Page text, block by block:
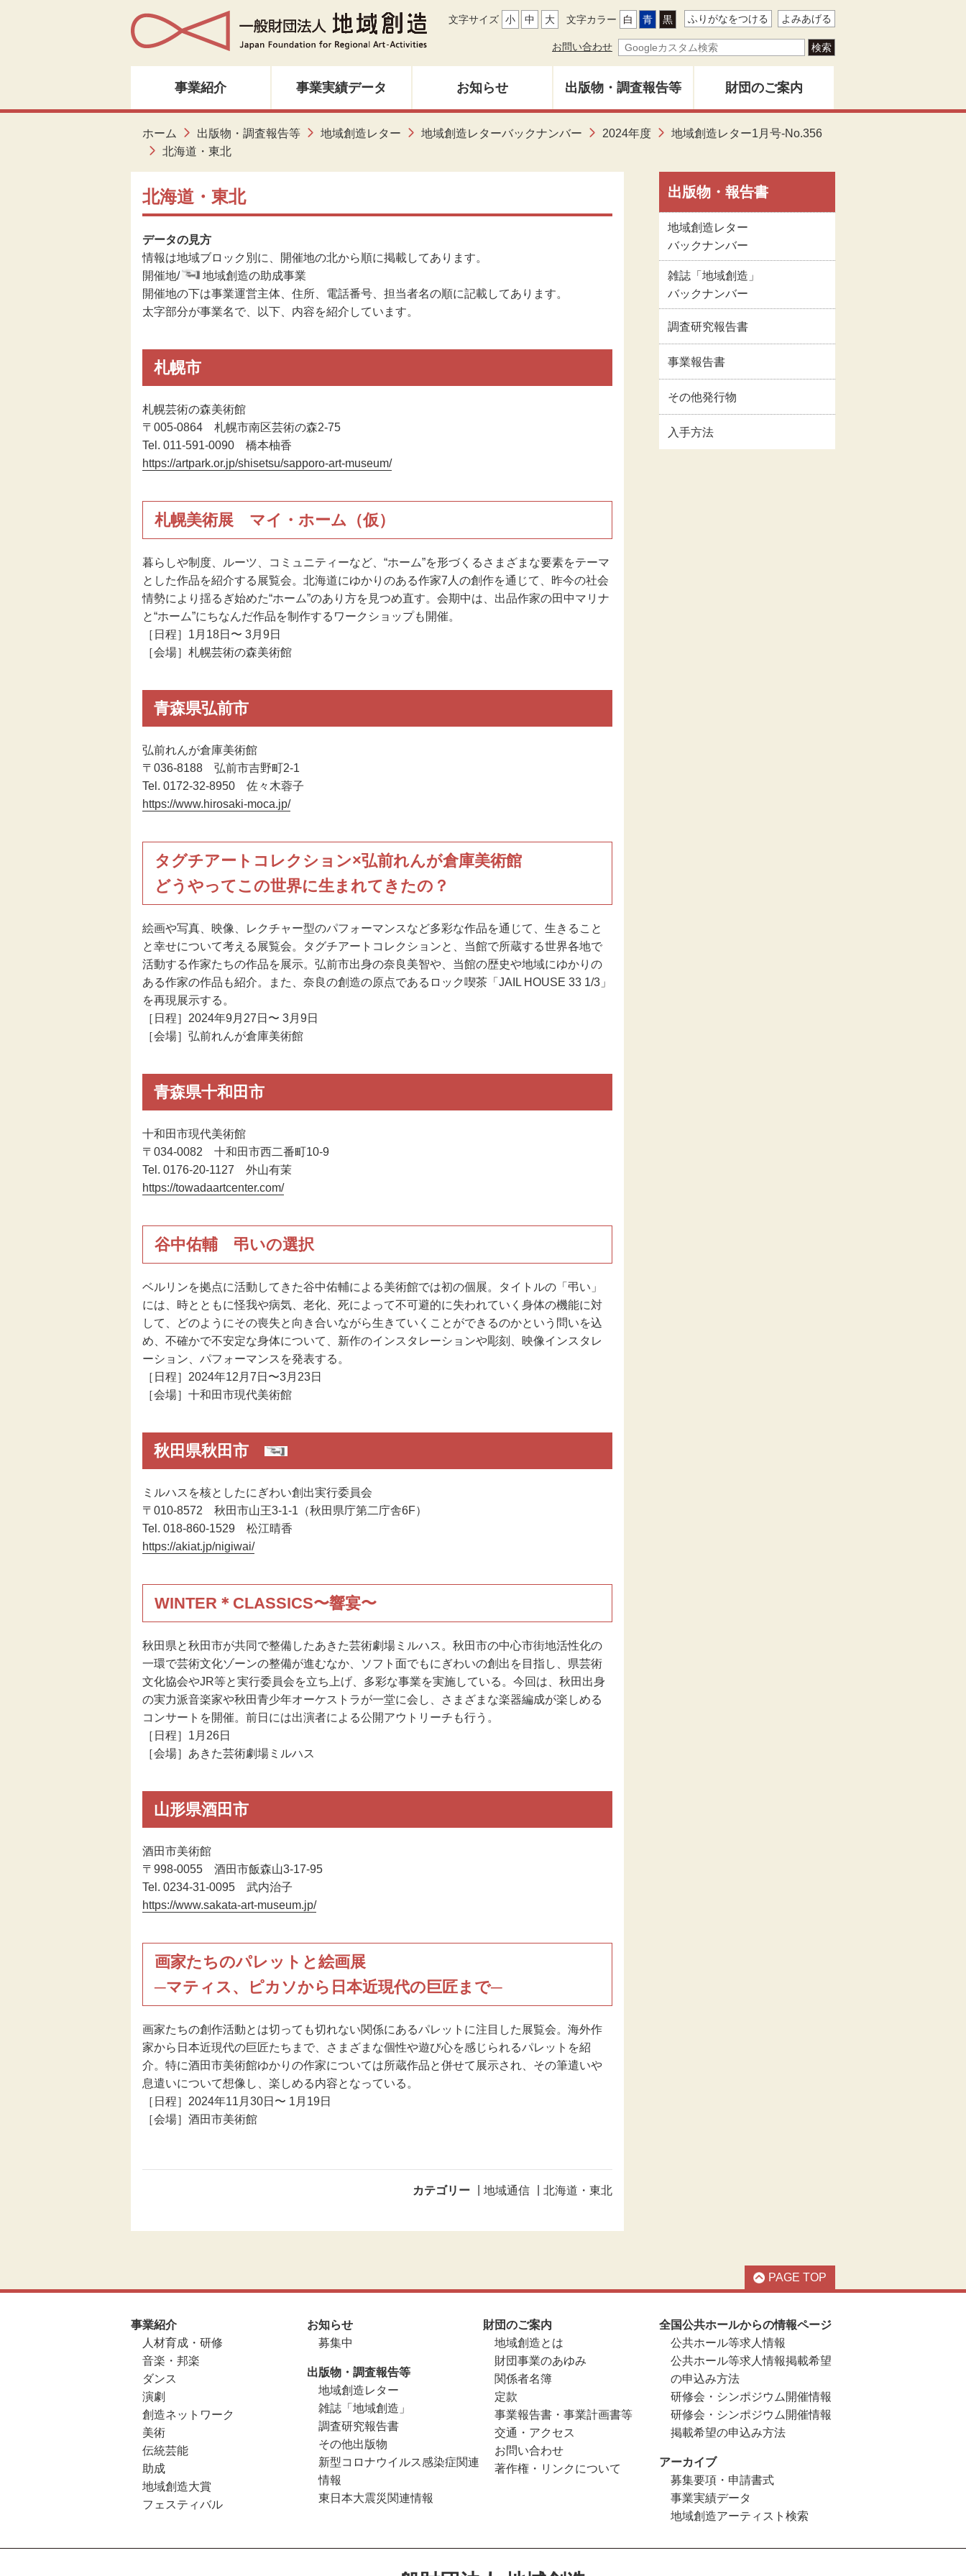
文字サイズ 小 中 大 文字カラー 白 青 黒 ふりがなをつける よみあげる
お問い合わせ
事業紹介
人材育成・研修
ダンス
演劇
創造ネットワーク
美術
伝統芸能
フェスティバル
地域創造大賞
事業実績データ お知らせ
募集中
出版物・調査報告等
地域創造レター
雑誌「地域創造」
調査研究報告書
新型コロナウイルス
感染症関連情報
東日本大震災関連情
財団のご案内
地域創造とは
財団事業のあゆみ
関係者名簿
事業報告書・事業計
画書等
ホーム 出版物・調査報告等 地域創造レター 地域創造レターバックナンバー 2024年度
地域創造レター1月号-No.356
北海道・東北
北海道・東北
データの見方
情報は地域ブロック別に、開催地の北から順に掲載してあります。
開催地/
地域創造の助成事業
開催地の下は事業運営主体、住所、電話番号、担当者名の順に記載してあります。
太字部分が事業名で、以下、内容を紹介しています。
札幌市
札幌芸術の森美術館
〒005-0864 札幌市南区芸術の森2-75
Tel. 011-591-0090 橋本柚香
https://artpark.or.jp/shisetsu/sapporo-art-museum/
札幌美術展 マイ・ホーム（仮）
暮らしや制度、ルーツ、コミュニティーなど、“ホーム”を形づくるさまざまな要素をテーマ
とした作品を紹介する展覧会。北海道にゆかりのある作家7人の創作を通じて、昨今の社会
情勢により揺るぎ始めた“ホーム”のあり方を見つめ直す。会期中は、出品作家の田中マリナ
と“ホーム”にちなんだ作品を制作するワークショップも開催。
［日程］1月18日〜 3月9日
［会場］札幌芸術の森美術館
青森県弘前市
弘前れんが倉庫美術館
〒036-8188 弘前市吉野町2-1
Tel. 0172-32-8950 佐々木蓉子
https://www.hirosaki-moca.jp/
タグチアートコレクション×弘前れんが倉庫美術館
どうやってこの世界に生まれてきたの？
絵画や写真、映像、レクチャー型のパフォーマンスなど多彩な作品を通じて、生きること
と幸せについて考える展覧会。タグチアートコレクションと、当館で所蔵する世界各地で
活動する作家たちの作品を展示。弘前市出身の奈良美智や、当館の歴史や地域にゆかりの
ある作家の作品も紹介。また、奈良の創造の原点であるロック喫茶「JAIL HOUSE 33 1/3」
を再現展示する。
［日程］2024年9月27日〜 3月9日
［会場］弘前れんが倉庫美術館
青森県十和田市
十和田市現代美術館
〒034-0082 十和田市西二番町10-9
Tel. 0176-20-1127 外山有茉
https://towadaartcenter.com/
谷中佑輔 弔いの選択
ベルリンを拠点に活動してきた谷中佑輔による美術館では初の個展。タイトルの「弔い」
には、時とともに怪我や病気、老化、死によって不可避的に失われていく身体の機能に対
して、どのようにその喪失と向き合いながら生きていくことができるのかという問いを込
め、不確かで不安定な身体について、新作のインスタレーションや彫刻、映像インスタレ
ーション、パフォーマンスを発表する。
［日程］2024年12月7日〜3月23日
［会場］十和田市現代美術館
秋田県秋田市
ミルハスを核としたにぎわい創出実行委員会
〒010-8572 秋田市山王3-1-1（秋田県庁第二庁舎6F）
Tel. 018-860-1529 松江晴香
https://akiat.jp/nigiwai/
WINTER＊CLASSICS〜響宴〜
秋田県と秋田市が共同で整備したあきた芸術劇場ミルハス。秋田市の中心市街地活性化の
一環で芸術文化ゾーンの整備が進むなか、ソフト面でもにぎわいの創出を目指し、県芸術
文化協会やJR等と実行委員会を立ち上げ、多彩な事業を実施している。今回は、秋田出身
の実力派音楽家や秋田青少年オーケストラが一堂に会し、さまざまな楽器編成が楽しめる
コンサートを開催。前日には出演者による公開アウトリーチも行う。
［日程］1月26日
［会場］あきた芸術劇場ミルハス
山形県酒田市
酒田市美術館
〒998-0055 酒田市飯森山3-17-95
Tel. 0234-31-0095 武内治子
https://www.sakata-art-museum.jp/
画家たちのパレットと絵画展
─マティス、ピカソから日本近現代の巨匠まで─
画家たちの創作活動とは切っても切れない関係にあるパレットに注目した展覧会。海外作
家から日本近現代の巨匠たちまで、さまざまな個性や遊び心を感じられるパレットを紹
介。特に酒田市美術館ゆかりの作家については所蔵作品と併せて展示され、その筆遣いや
息遣いについて想像し、楽しめる内容となっている。
［日程］2024年11月30日〜 1月19日
［会場］酒田市美術館
カテゴリー 地域通信 北海道・東北
出版物・報告書
地域創造レター
バックナンバー
雑誌「地域創造」
バックナンバー
調査研究報告書
事業報告書
その他発行物
入手方法
PAGE TOP
事業紹介
人材育成・研修
音楽・邦楽
ダンス
演劇
創造ネットワーク
美術
伝統芸能
助成
地域創造大賞
フェスティバル
お知らせ
募集中
出版物・調査報告等
地域創造レター
雑誌「地域創造」
調査研究報告書
その他出版物
新型コロナウイルス感染症関連
情報
東日本大震災関連情報
財団のご案内
地域創造とは
財団事業のあゆみ
関係者名簿
定款
事業報告書・事業計画書等
交通・アクセス
お問い合わせ
著作権・リンクについて
全国公共ホールからの情報ページ
公共ホール等求人情報
公共ホール等求人情報掲載希望
の申込み方法
研修会・シンポジウム開催情報
研修会・シンポジウム開催情報
掲載希望の申込み方法
アーカイブ
募集要項・申請書式
事業実績データ
地域創造アーティスト検索